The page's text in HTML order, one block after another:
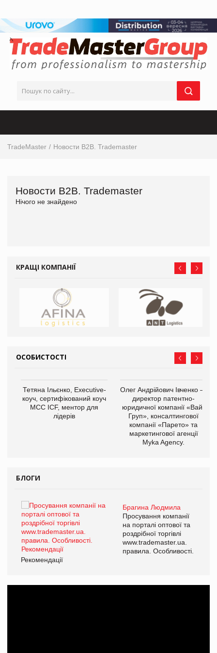
TradeMaster Новости В2В. Trademaster
Новости В2В. Trademaster
Нічого не знайдено
КРАЩІ КОМПАНІЇ
ОСОБИСТОСТІ
Тетяна Ільєнко, Executive-
коуч, сертифікований коуч
МСС ICF, ментор для
лідерів
Олег Андрійович Івченко —
директор патентно-
юридичної компанії «Вайз
Груп», консалтингової
компанії «Парето» та
маркетингової агенції
Myka Agency.
БЛОГИ
Брагина Людмила
Просування компанії
на порталі оптової та
роздрібної торгівлі
www.trademaster.ua.
правила. Особливості.
Рекомендації